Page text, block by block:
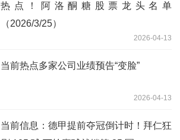
热点！阿洛酮糖股票龙头名单
（2026/3/25）
2026-04-13
当前热点多家公司业绩预告“变脸”
2026-04-13
当前信息：德甲提前夺冠倒计时！拜仁狂